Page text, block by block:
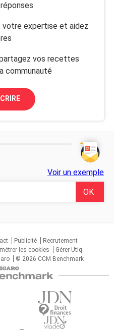
expertise et aidez
vos recettes
communauté
Voir un exemple
Publicité
Recrutement
les cookies
Gérer Utiq
© 2026 CCM Benchmark